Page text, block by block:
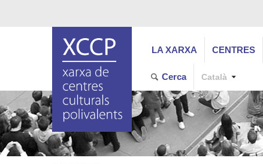
LA XARXA CENTRES
Cerca Català